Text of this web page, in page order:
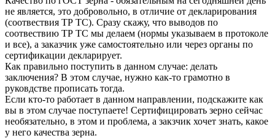
не является, это добровольно, в отличие от декларирования
(соотвествия ТР ТС). Сразу скажу, что выводов по
соотвествию ТР ТС мы делаем (нормы указываем в протоколе
и все), а заказчик уже самостоятельно или через органы по
сертификации декларирует.
Как правильно поступить в данном случае: делать
заключения? В этом случае, нужно как-то грамотно в
руковдстве прописать тогда.
Если кто-то работает в данном направлении, подскажите как
вы в этом случае поступаете! Сертифицировать зерно сейчас
необязательно, в этом и проблема, а закзчик хочет знать, какое
у него качества зерна.